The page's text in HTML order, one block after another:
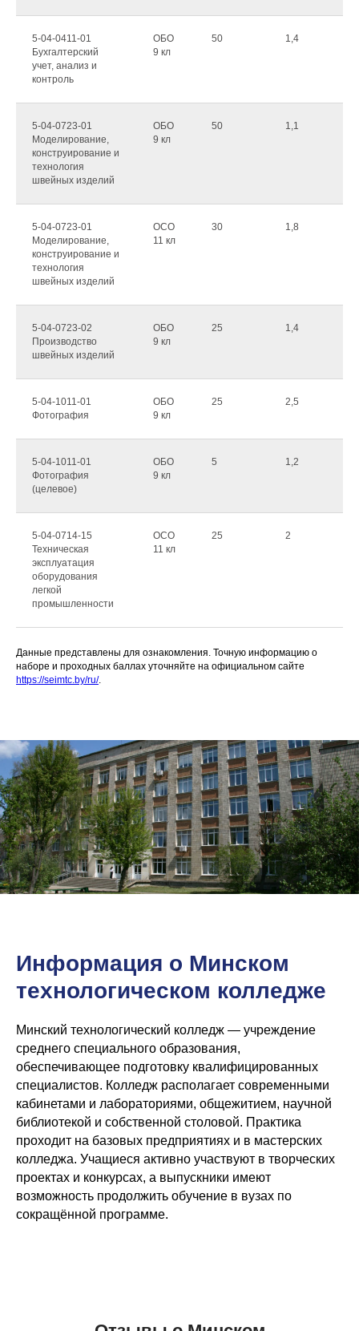
5-04-0411-01
Бухгалтерский
учет, анализ и
контроль
ОБО
9 кл
50 1,4
5-04-0723-01
Моделирование,
конструирование и
технология
швейных изделий
ОБО
9 кл
50 1,1
5-04-0723-01
Моделирование,
конструирование и
технология
швейных изделий
ОСО
11 кл
30 1,8
5-04-0723-02
Производство
швейных изделий
ОБО
9 кл
25 1,4
5-04-1011-01
Фотография
ОБО
9 кл
25 2,5
5-04-1011-01
Фотография
(целевое)
ОБО
9 кл
5 1,2
5-04-0714-15
Техническая
эксплуатация
оборудования
легкой
промышленности
ОСО
11 кл
25 2
Данные представлены для ознакомления. Точную информацию о
наборе и проходных баллах уточняйте на официальном сайте
https://seimtc.by/ru/.
Информация о Минском
технологическом колледже
Минский технологический колледж — учреждение
среднего специального образования,
обеспечивающее подготовку квалифицированных
специалистов. Колледж располагает современными
кабинетами и лабораториями, общежитием, научной
библиотекой и собственной столовой. Практика
проходит на базовых предприятиях и в мастерских
колледжа. Учащиеся активно участвуют в творческих
проектах и конкурсах, а выпускники имеют
возможность продолжить обучение в вузах по
сокращённой программе.